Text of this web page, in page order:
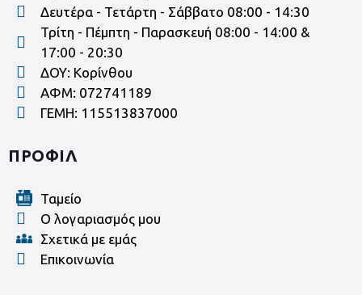
Δευτέρα - Τετάρτη - Σάββατο 08:00 - 14:30
Τρίτη - Πέμπτη - Παρασκευή 08:00 - 14:00 &
17:00 - 20:30
ΔΟΥ: Κορίνθου
ΑΦΜ: 072741189
ΓΕΜΗ: 115513837000
ΠΡΟΦΙΛ
Ταμείο
Ο λογαριασμός μου
Σχετικά με εμάς
Επικοινωνία